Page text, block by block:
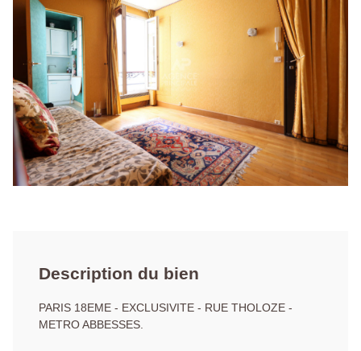
Description du bien
PARIS 18EME - EXCLUSIVITE - RUE THOLOZE -
METRO ABBESSES.